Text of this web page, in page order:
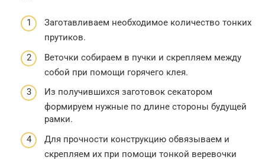
Заготавливаем необходимое количество тонких
прутиков.
Веточки собираем в пучки и скрепляем между
собой при помощи горячего клея.
Из получившихся заготовок секатором
формируем нужные по длине стороны будущей
рамки.
Для прочности конструкцию обвязываем и
скрепляем их при помощи тонкой веревочки